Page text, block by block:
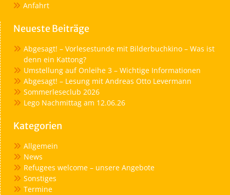
Anfahrt
Neueste Beiträge
Abgesagt! – Vorlesestunde mit Bilderbuchkino – Was ist
denn ein Kattong?
Umstellung auf Onleihe 3 – Wichtige Informationen
Abgesagt! – Lesung mit Andreas Otto Levermann
Sommerleseclub 2026
Lego Nachmittag am 12.06.26
Kategorien
Allgemein
News
Refugees welcome – unsere Angebote
Sonstiges
Termine